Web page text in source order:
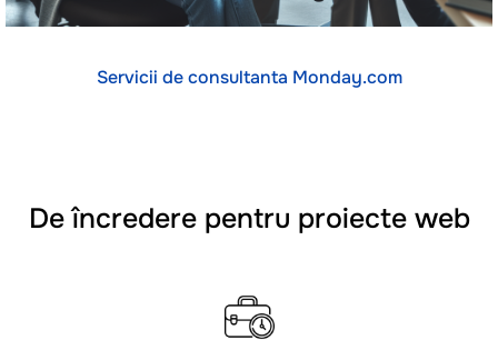
Servicii de consultanta Monday.com
De încredere pentru proiecte web